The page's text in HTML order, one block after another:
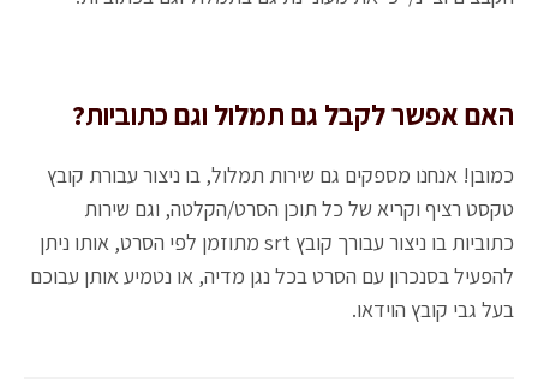
האם אפשר לקבל גם תמלול וגם כתוביות?
כמובן! אנחנו מספקים גם שירות תמלול, בו ניצור עבורת קובץ
טקסט רציף וקריא של כל תוכן הסרט/הקלטה, וגם שירות
כתוביות בו ניצור עבורך קובץ srt מתוזמן לפי הסרט, אותו ניתן
להפעיל בסנכרון עם הסרט בכל נגן מדיה, או נטמיע אותן עבוכם
בעל גבי קובץ הוידאו.